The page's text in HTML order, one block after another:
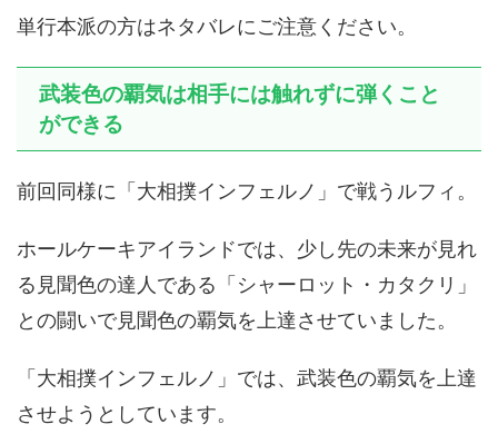
単行本派の方はネタバレにご注意ください。
武装色の覇気は相手には触れずに弾くこと
ができる
前回同様に「大相撲インフェルノ」で戦うルフィ。
ホールケーキアイランドでは、少し先の未来が見れ
る見聞色の達人である「シャーロット・カタクリ」
との闘いで見聞色の覇気を上達させていました。
「大相撲インフェルノ」では、武装色の覇気を上達
させようとしています。